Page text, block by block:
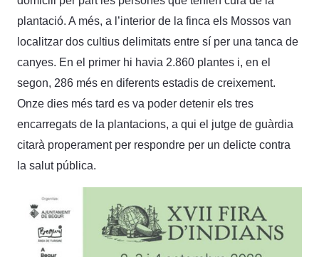
plantació. A més, a l’interior de la finca els Mossos van
localitzar dos cultius delimitats entre sí per una tanca de
canyes. En el primer hi havia 2.860 plantes i, en el
segon, 286 més en diferents estadis de creixement.
Onze dies més tard es va poder detenir els tres
encarregats de la plantacions, a qui el jutge de guàrdia
citarà properament per respondre per un delicte contra
la salut pública.